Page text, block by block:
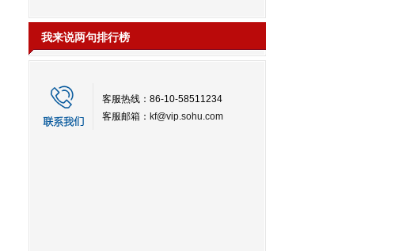
我来说两句排行榜
客服热线：86-10-58511234
客服邮箱： kf@vip.sohu.com